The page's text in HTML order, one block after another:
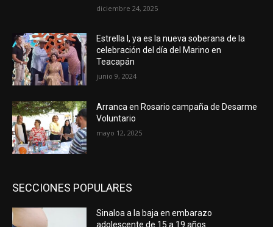
diciembre 24, 2025
Estrella I, ya es la nueva soberana de la
celebración del día del Marino en
Teacapán
junio 9, 2024
Arranca en Rosario campaña de Desarme
Voluntario
mayo 12, 2025
SECCIONES POPULARES
Sinaloa a la baja en embarazo
adolescente de 15 a 19 años